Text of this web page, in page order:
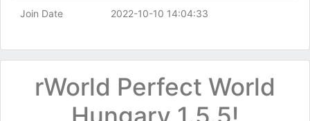
Join Date 2022-10-10 14:04:33
rWorld Perfect World